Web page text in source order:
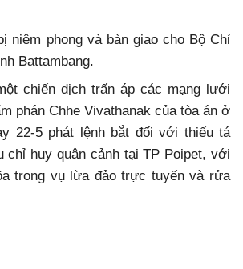
niêm phong và bàn giao cho Bộ Chỉ
Battambang.
chiến dịch trấn áp các mạng lưới
phán Chhe Vivathanak của tòa án ở
22-5 phát lệnh bắt đối với thiếu tá
chỉ huy quân cảnh tại TP Poipet, với
trong vụ lừa đảo trực tuyến và rửa